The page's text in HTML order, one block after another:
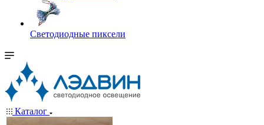
Светодиодные пиксели
Каталог